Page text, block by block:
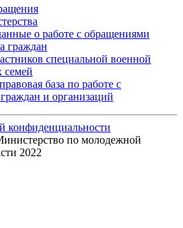
о работе с обращениями
граждан
специальной военной
семей
база по работе с
и организаций
конфиденциальности
по молодежной
2022